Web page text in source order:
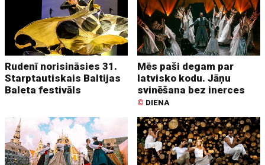
Rudenī norisināsies 31.
Starptautiskais Baltijas
Baleta festivāls
Mēs paši degam par
latvisko kodu. Jāņu
svinēšana bez inerces
© DIENA